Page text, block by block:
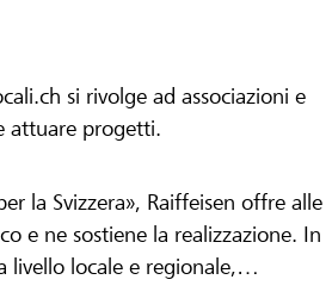
si rivolge ad associazioni e
attuare progetti.
la Svizzera», Raiffeisen offre alle
e ne sostiene la realizzazione. In
locale e regionale,